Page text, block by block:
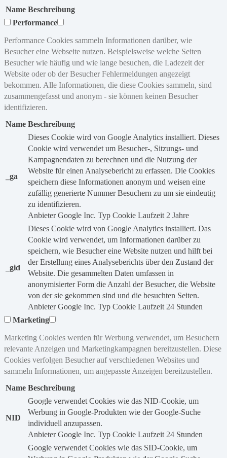
Name Beschreibung
Performance
Performance Cookies sammeln Informationen darüber, wie
Besucher eine Webseite nutzen. Beispielsweise welche Seiten
Besucher wie häufig und wie lange besuchen, die Ladezeit der
Website oder ob der Besucher Fehlermeldungen angezeigt
bekommen. Alle Informationen, die diese Cookies sammeln, sind
zusammengefasst und anonym - sie können keinen Besucher
identifizieren.
Name Beschreibung
_ga
Dieses Cookie wird von Google Analytics installiert. Dieses
Cookie wird verwendet um Besucher-, Sitzungs- und
Kampagnendaten zu berechnen und die Nutzung der
Website für einen Analysebericht zu erfassen. Die Cookies
speichern diese Informationen anonym und weisen eine
zufällig generierte Nummer Besuchern zu um sie eindeutig
zu identifizieren.
Anbieter Google Inc. Typ Cookie Laufzeit 2 Jahre
_gid
Dieses Cookie wird von Google Analytics installiert. Das
Cookie wird verwendet, um Informationen darüber zu
speichern, wie Besucher eine Website nutzen und hilft bei
der Erstellung eines Analyseberichts über den Zustand der
Website. Die gesammelten Daten umfassen in
anonymisierter Form die Anzahl der Besucher, die Website
von der sie gekommen sind und die besuchten Seiten.
Anbieter Google Inc. Typ Cookie Laufzeit 24 Stunden
Marketing
Marketing Cookies werden für Werbung verwendet, um Besuchern
relevante Anzeigen und Marketingkampagnen bereitzustellen. Diese
Cookies verfolgen Besucher auf verschiedenen Websites und
sammeln Informationen, um angepasste Anzeigen bereitzustellen.
Name Beschreibung
NID
Google verwendet Cookies wie das NID-Cookie, um
Werbung in Google-Produkten wie der Google-Suche
individuell anzupassen.
Anbieter Google Inc. Typ Cookie Laufzeit 24 Stunden
Google verwendet Cookies wie das SID-Cookie, um